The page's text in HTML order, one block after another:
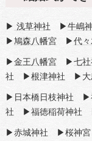
▶ 浅草神社 ▶牛嶋
▶ 鳩森八幡宮▶ 代
▶ 金王八幡宮▶ 七
社 ▶ 根津神社 ▶大
▶日本橋日枝神社
社 ▶福徳稲荷神社
▶赤城神社 ▶桜神